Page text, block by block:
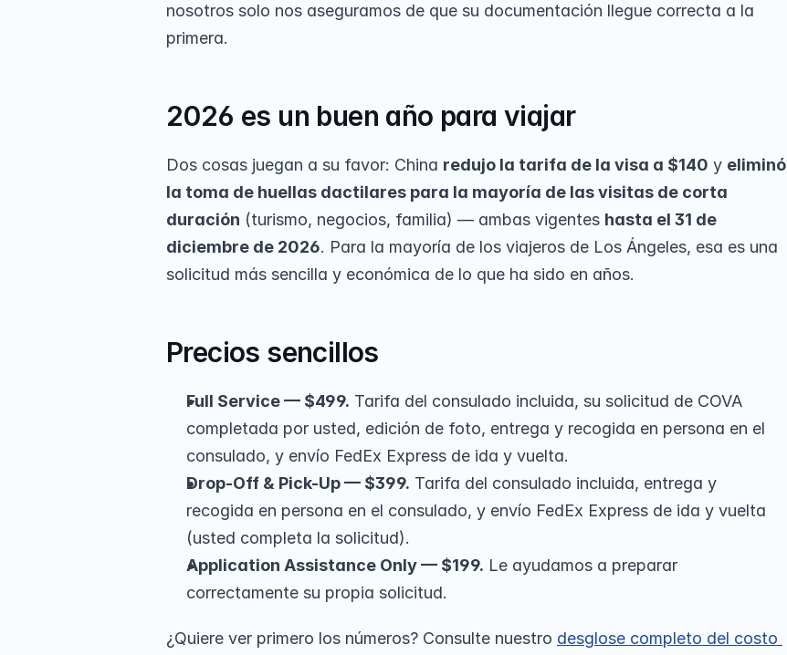
nosotros solo nos aseguramos de que su documentación llegue correcta a la
primera.
2026 es un buen año para viajar
Dos cosas juegan a su favor: China redujo la tarifa de la visa a $140 y eliminó
la toma de huellas dactilares para la mayoría de las visitas de corta
duración (turismo, negocios, familia) — ambas vigentes hasta el 31 de
diciembre de 2026. Para la mayoría de los viajeros de Los Ángeles, esa es una
solicitud más sencilla y económica de lo que ha sido en años.
Precios sencillos
Full Service — $499. Tarifa del consulado incluida, su solicitud de COVA
completada por usted, edición de foto, entrega y recogida en persona en el
consulado, y envío FedEx Express de ida y vuelta.
Drop-Off & Pick-Up — $399. Tarifa del consulado incluida, entrega y
recogida en persona en el consulado, y envío FedEx Express de ida y vuelta
(usted completa la solicitud).
Application Assistance Only — $199. Le ayudamos a preparar
correctamente su propia solicitud.
¿Quiere ver primero los números? Consulte nuestro desglose completo del costo